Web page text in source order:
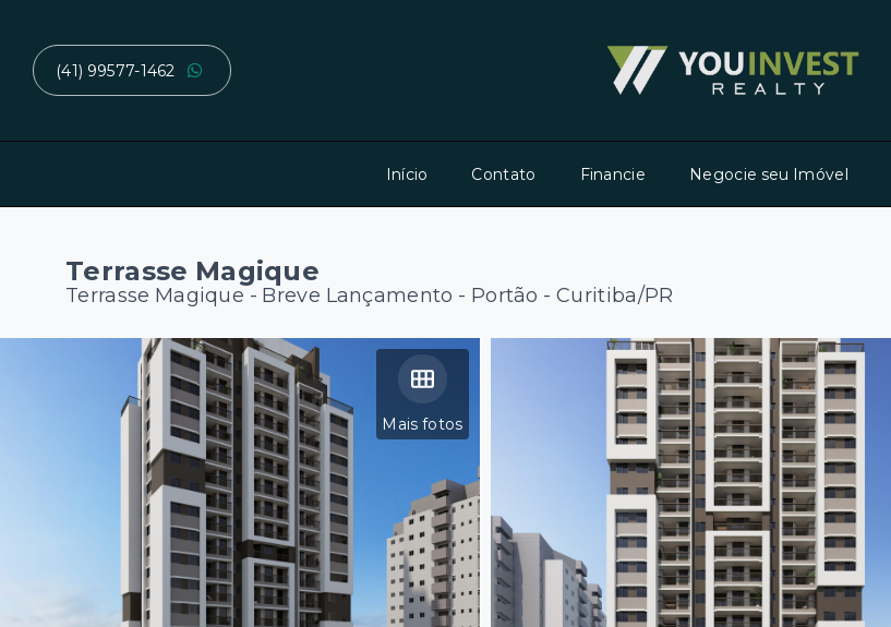
(41) 99577-1462
Início Contato Financie Negocie seu Imóvel
Terrasse Magique
Terrasse Magique - Breve Lançamento - Portão - Curitiba/PR
Mais fotos